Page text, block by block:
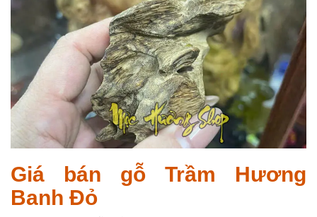
Giá bán gỗ Trầm Hương
Banh Đỏ